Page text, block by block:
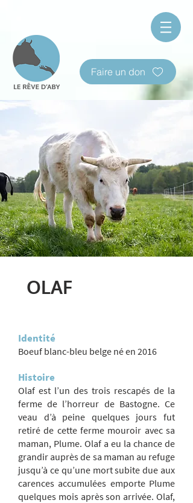
Faire un don
OLAF
Identité
Boeuf blanc-bleu belge né en 2016
Histoire
Olaf est l’un des trois rescapés de la
ferme de l’horreur de Bastogne. Ce
veau d’à peine quelques jours fut
retiré de cette ferme mouroir avec sa
maman, Plume. Olaf a eu la chance de
grandir auprès de sa maman au refuge
jusqu’à ce qu’une mort subite due aux
carences accumulées emporte Plume
quelques mois après son arrivée. Olaf,